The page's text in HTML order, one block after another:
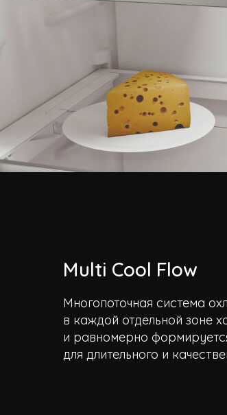
Multi Cool Flow
Многопоточная система
в каждой отдельной зоне
и равномерно
для длительного и